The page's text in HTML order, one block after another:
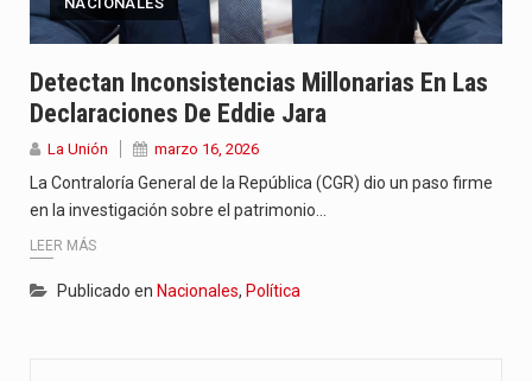
Detectan Inconsistencias Millonarias En Las
Declaraciones De Eddie Jara
La Unión marzo 16, 2026
La Contraloría General de la República (CGR) dio un paso firme
en la investigación sobre el patrimonio…
LEER MÁS
Publicado en Nacionales, Política